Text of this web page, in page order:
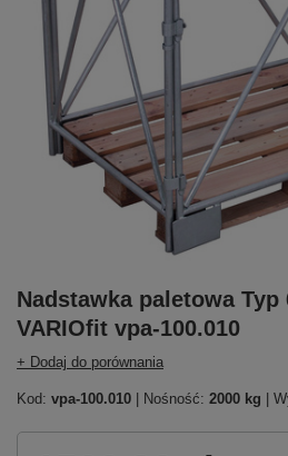
Nadstawka paletowa Typ
VARIOfit vpa-100.010
+ Dodaj do porównania
Kod: vpa-100.010 | Nośność: 2000 kg |